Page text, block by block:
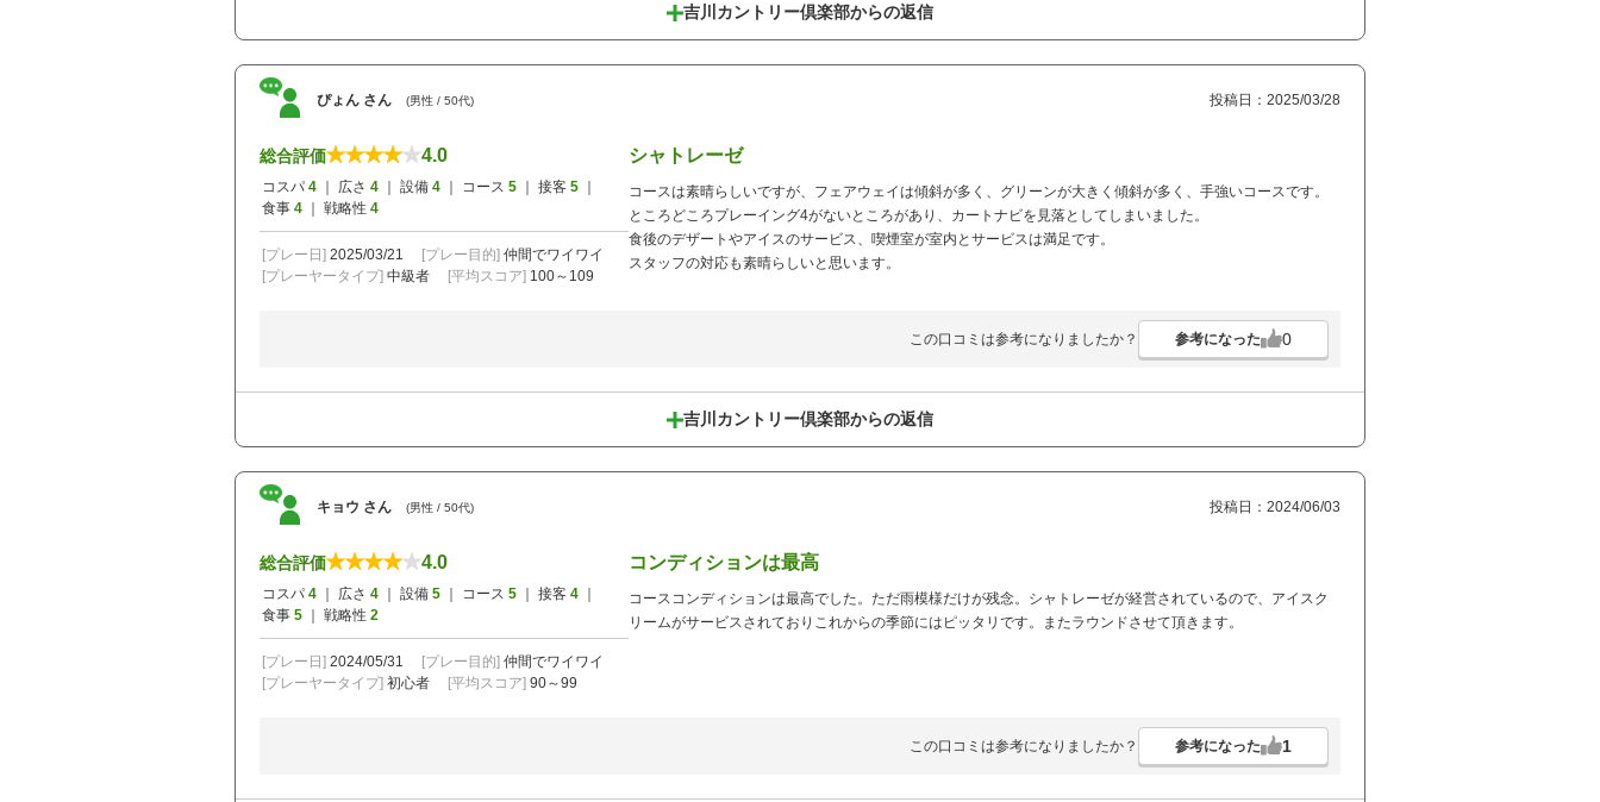
吉川カントリー倶楽部からの返信
ぴょん さん (男性 / 50代) 投稿日：2025/03/28
総合評価 4.0
コスパ 4 ｜ 広さ 4 ｜ 設備 4 ｜ コース 5 ｜ 接客 5
食事 4 ｜ 戦略性 4
[プレー日] 2025/03/21 [プレー目的] 仲間でワイワイ
[プレーヤータイプ] 中級者 [平均スコア] 100～109
シャトレーゼ
コースは素晴らしいですが、フェアウェイは傾斜が多く、グリーンが大きく傾斜が多く、手強いコースです。
ところどころプレーイング4がないところがあり、カートナビを見落としてしまいました。
食後のデザートやアイスのサービス、喫煙室が室内とサービスは満足です。
スタッフの対応も素晴らしいと思います。
この口コミは参考になりましたか？ 参考になった 0
吉川カントリー倶楽部からの返信
キョウ さん (男性 / 50代) 投稿日：2024/06/03
総合評価 4.0
コスパ 4 ｜ 広さ 4 ｜ 設備 5 ｜ コース 5 ｜ 接客 4
食事 5 ｜ 戦略性 2
[プレー日] 2024/05/31 [プレー目的] 仲間でワイワイ
[プレーヤータイプ] 初心者 [平均スコア] 90～99
コンディションは最高
コースコンディションは最高でした。ただ雨模様だけが残念。シャトレーゼが経営されているので、アイスク
リームがサービスされておりこれからの季節にはピッタリです。またラウンドさせて頂きます。
この口コミは参考になりましたか？ 参考になった 1